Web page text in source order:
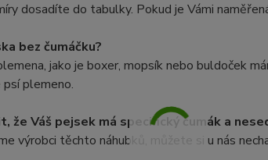
dosadíte do tabulky. Pokud je Vámi
bez čumáčku?
jako je boxer, mopsík nebo buldoček
plemeno.
že Váš pejsek má specifický čumák a
výrobci těchto náhubků, můžete si u nás